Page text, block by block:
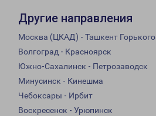
Другие направления
Москва (ЦКАД) - Ташкент Горького
Волгоград - Красноярск
Южно-Сахалинск - Петрозаводск
Минусинск - Кинешма
Чебоксары - Ирбит
Воскресенск - Урюпинск